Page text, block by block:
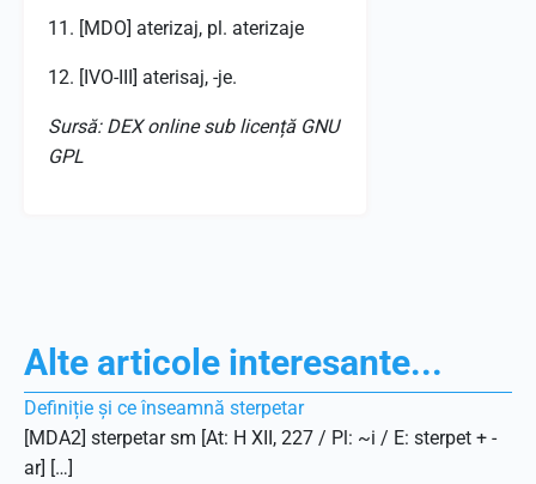
11. [MDO] aterizaj, pl. aterizaje
12. [IVO-III] aterisaj, -je.
Sursă: DEX online sub licență GNU
GPL
Alte articole interesante...
Definiție și ce înseamnă sterpetar
[MDA2] sterpetar sm [At: H XII, 227 / Pl: ~i / E: sterpet + -
ar] […]